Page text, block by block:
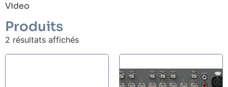
Video
Produits
2 résultats affichés